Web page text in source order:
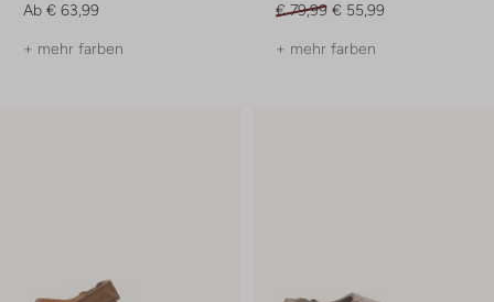
Ab € 63,99
+ mehr farben
€ 79,99 € 55,99
+ mehr farben